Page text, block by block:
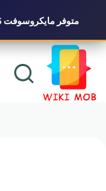
متوفرمايكروسوفت 365 اشتراك سنوي
التجاوز
المحتوى